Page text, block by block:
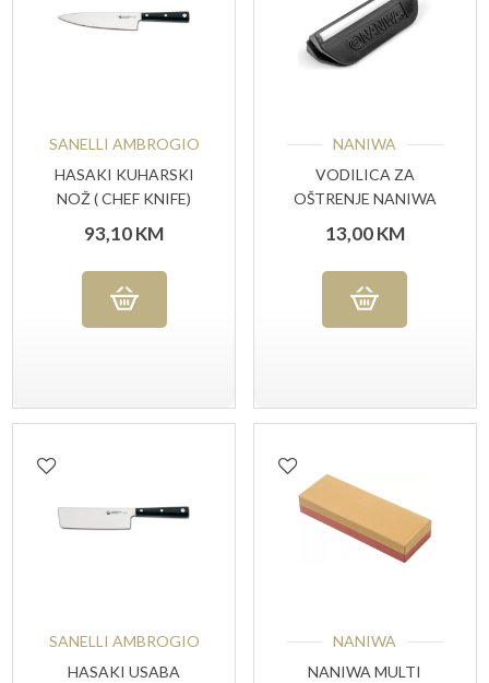
SANELLI AMBROGIO
HASAKI KUHARSKI
NOŽ ( CHEF KNIFE)
93,10KM
NANIWA
VODILICA ZA
OŠTRENJE NANIWA
13,00KM
SANELLI AMBROGIO
HASAKI USABA
NANIWA
NANIWA MULTI